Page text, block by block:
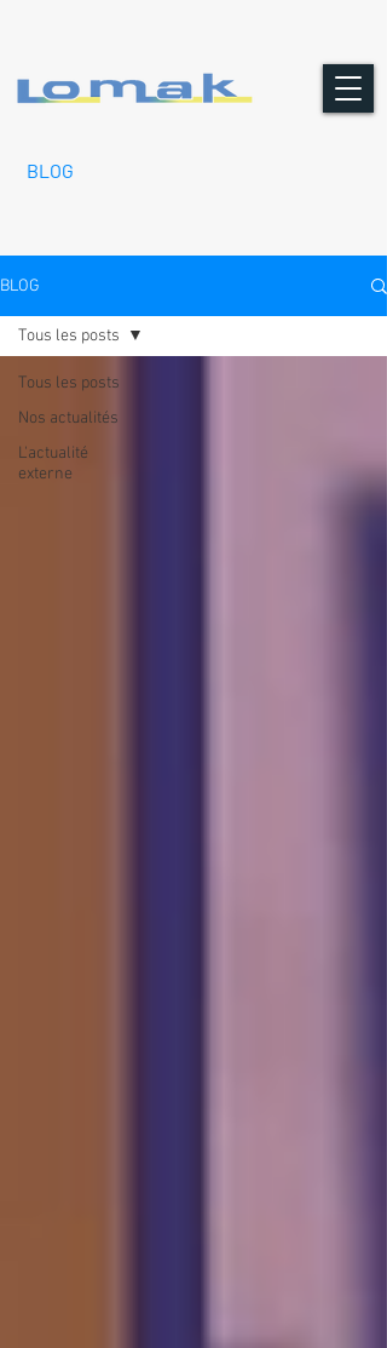
BLOG
BLOG
Tous les posts
Nos actualités
L'actualité
externe
Tous les posts